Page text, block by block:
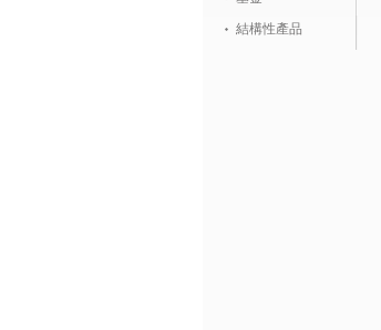
結構性產品